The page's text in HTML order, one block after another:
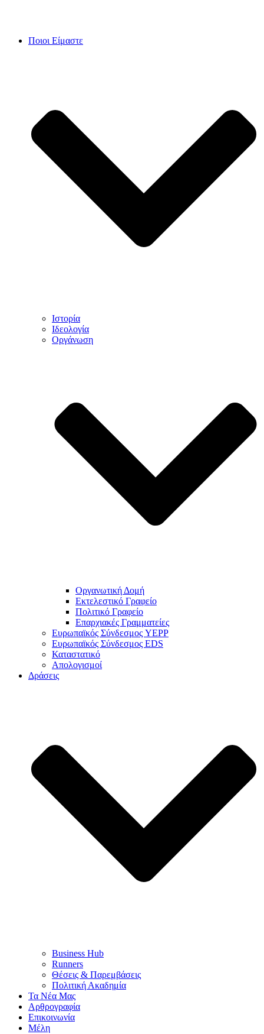
Ποιοι Είμαστε
Ιστορία
Ιδεολογία
Οργάνωση
Οργανωτική Δομή
Εκτελεστικό Γραφείο
Πολιτικό Γραφείο
Επαρχιακές Γραμματείες
Ευρωπαϊκός Σύνδεσμος YEPP
Ευρωπαϊκός Σύνδεσμος EDS
Καταστατικό
Απολογισμοί
Δράσεις
Business Hub
Runners
Θέσεις & Παρεμβάσεις
Πολιτική Ακαδημία
Τα Νέα Μας
Αρθρογραφία
Επικοινωνία
Μέλη